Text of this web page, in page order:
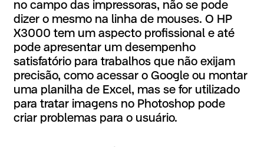
no campo das impressoras, não se pode
dizer o mesmo na linha de mouses. O HP
X3000 tem um aspecto profissional e até
pode apresentar um desempenho
satisfatório para trabalhos que não exijam
precisão, como acessar o Google ou montar
uma planilha de Excel, mas se for utilizado
para tratar imagens no Photoshop pode
criar problemas para o usuário.